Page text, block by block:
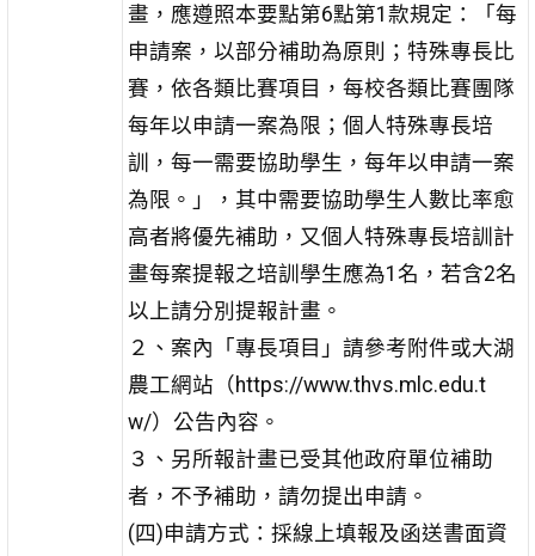
畫，應遵照本要點第6點第1款規定：「每
申請案，以部分補助為原則；特殊專長比
賽，依各類比賽項目，每校各類比賽團隊
每年以申請一案為限；個人特殊專長培
訓，每一需要協助學生，每年以申請一案
為限。」，其中需要協助學生人數比率愈
高者將優先補助，又個人特殊專長培訓計
畫每案提報之培訓學生應為1名，若含2名
以上請分別提報計畫。
２、案內「專長項目」請參考附件或大湖
農工網站（https://www.thvs.mlc.edu.t
w/）公告內容。
３、另所報計畫已受其他政府單位補助
者，不予補助，請勿提出申請。
(四)申請方式：採線上填報及函送書面資